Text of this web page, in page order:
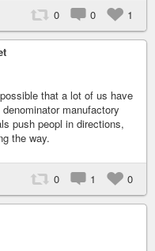
0 0 1
that a lot of us have
manufactory
push peopl in directions,
the way.
0 1 0